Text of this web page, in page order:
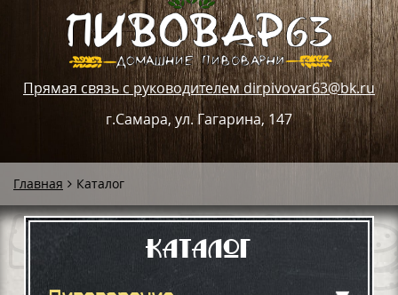
Прямая связь с руководителем dirpivovar63@bk.ru
г.Самара, ул. Гагарина, 147
Главная Каталог
Каталог